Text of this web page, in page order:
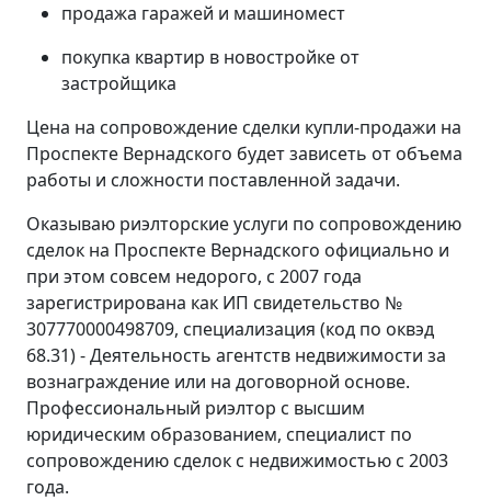
продажа гаражей и машиномест
покупка квартир в новостройке от
застройщика
Цена на сопровождение сделки купли-продажи на
Проспекте Вернадского будет зависеть от объема
работы и сложности поставленной задачи.
Оказываю риэлторские услуги по сопровождению
сделок на Проспекте Вернадского официально и
при этом совсем недорого, с 2007 года
зарегистрирована как ИП свидетельство №
307770000498709, специализация (код по оквэд
68.31) - Деятельность агентств недвижимости за
вознаграждение или на договорной основе.
Профессиональный риэлтор с высшим
юридическим образованием, специалист по
сопровождению сделок с недвижимостью с 2003
года.